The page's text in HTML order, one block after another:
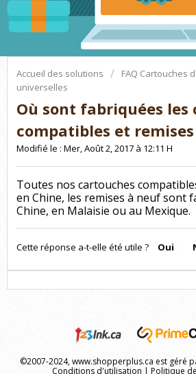
Accueil des solutions FAQ Cartouches
universelles
Où sont fabriquées les
compatibles et
Modifié le : Mer, Août 2, 2017 à 12:11 H
Toutes nos cartouches
en Chine, les remises à neuf sont
Chine, en Malaisie ou au Mexique.
Cette réponse a-t-elle été utile ? Oui
©2007-2024, www.shopperplus.ca est géré
Conditions d'utilisation | Politique